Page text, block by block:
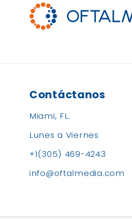
Contáctanos
Miami, FL.
Lunes a Viernes
+1(305) 469-4243
info@oftalmedia.com